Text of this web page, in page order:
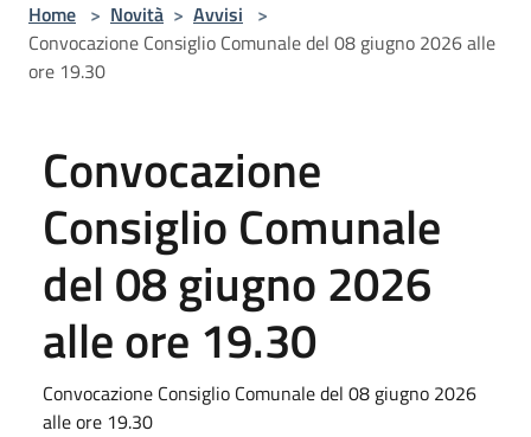
Home > Novità > Avvisi >
Convocazione Consiglio Comunale del 08 giugno 2026 alle
ore 19.30
Convocazione
Consiglio Comunale
del 08 giugno 2026
alle ore 19.30
Convocazione Consiglio Comunale del 08 giugno 2026
alle ore 19.30